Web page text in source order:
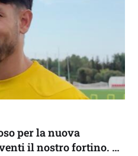
per la nuova
il nostro fortino. E